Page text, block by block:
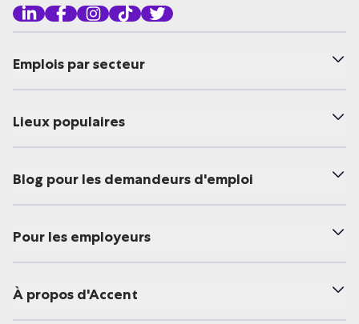
Emplois par secteur
Lieux populaires
Blog pour les demandeurs d'emploi
Pour les employeurs
À propos d'Accent